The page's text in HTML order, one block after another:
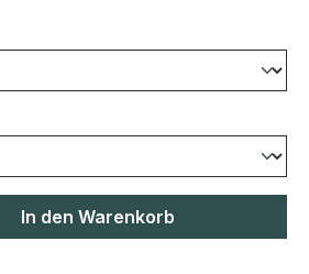
gewünschten Wert
In den Warenkorb